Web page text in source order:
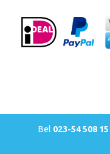
Bel 023-54 508 15